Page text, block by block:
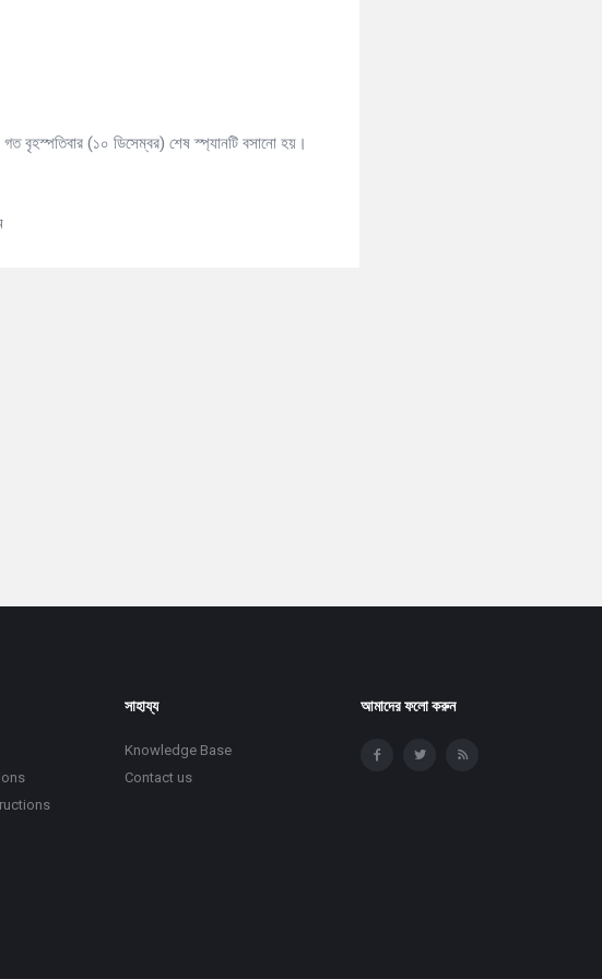
গত বৃহস্পতিবার (১০ ডিসেম্বর) শেষ স্প্যানটি বসানো হয়।
সাহায্য
Knowledge Base
Contact us
আমাদের ফলো করুন